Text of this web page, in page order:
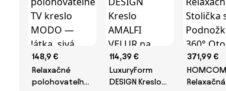
148,9 €
Relaxačné
polohovateľné
114,39 €
LuxuryForm
DESIGN Kreslo
371,99 €
HOMCOM
Relaxačná